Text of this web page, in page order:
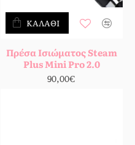
Πρέσα Ισιώματος Steam
Plus Mini Pro 2.0
90,00€
ΚΑΛΆΘΙ